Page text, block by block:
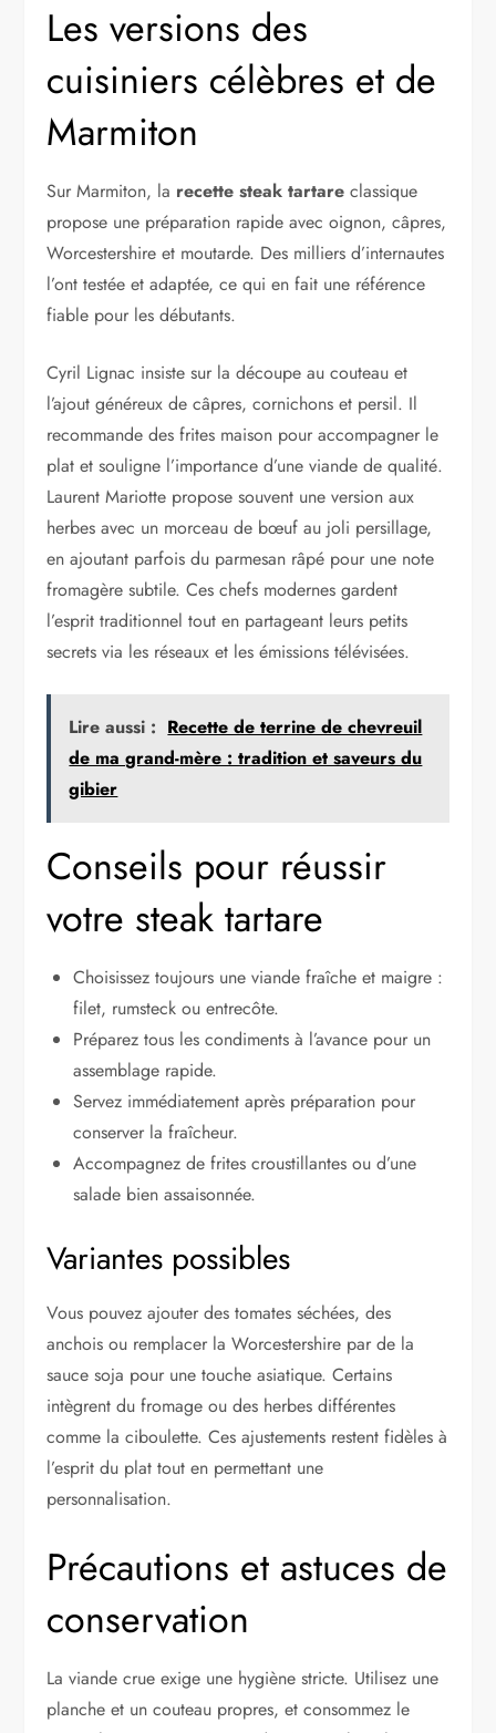
Les versions des
cuisiniers célèbres et de
Marmiton
Sur Marmiton, la recette steak tartare classique
propose une préparation rapide avec oignon, câpres,
Worcestershire et moutarde. Des milliers d’internautes
l’ont testée et adaptée, ce qui en fait une référence
fiable pour les débutants.
Cyril Lignac insiste sur la découpe au couteau et
l’ajout généreux de câpres, cornichons et persil. Il
recommande des frites maison pour accompagner le
plat et souligne l’importance d’une viande de qualité.
Laurent Mariotte propose souvent une version aux
herbes avec un morceau de bœuf au joli persillage,
en ajoutant parfois du parmesan râpé pour une note
fromagère subtile. Ces chefs modernes gardent
l’esprit traditionnel tout en partageant leurs petits
secrets via les réseaux et les émissions télévisées.
Lire aussi : Recette de terrine de chevreuil
de ma grand-mère : tradition et saveurs du
gibier
Conseils pour réussir
votre steak tartare
Choisissez toujours une viande fraîche et maigre :
filet, rumsteck ou entrecôte.
Préparez tous les condiments à l’avance pour un
assemblage rapide.
Servez immédiatement après préparation pour
conserver la fraîcheur.
Accompagnez de frites croustillantes ou d’une
salade bien assaisonnée.
Variantes possibles
Vous pouvez ajouter des tomates séchées, des
anchois ou remplacer la Worcestershire par de la
sauce soja pour une touche asiatique. Certains
intègrent du fromage ou des herbes différentes
comme la ciboulette. Ces ajustements restent fidèles à
l’esprit du plat tout en permettant une
personnalisation.
Précautions et astuces de
conservation
La viande crue exige une hygiène stricte. Utilisez une
planche et un couteau propres, et consommez le